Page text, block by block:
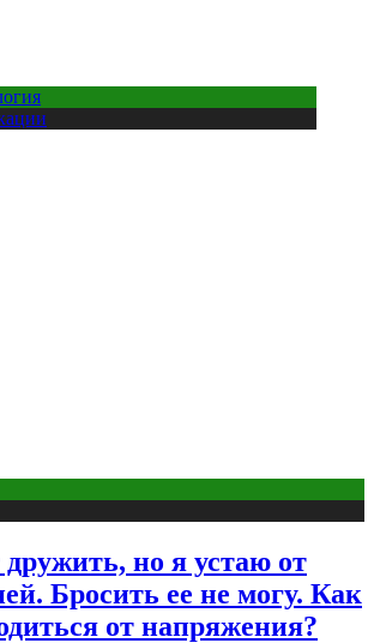
но я устаю от
Бросить ее не могу. Как
от напряжения?